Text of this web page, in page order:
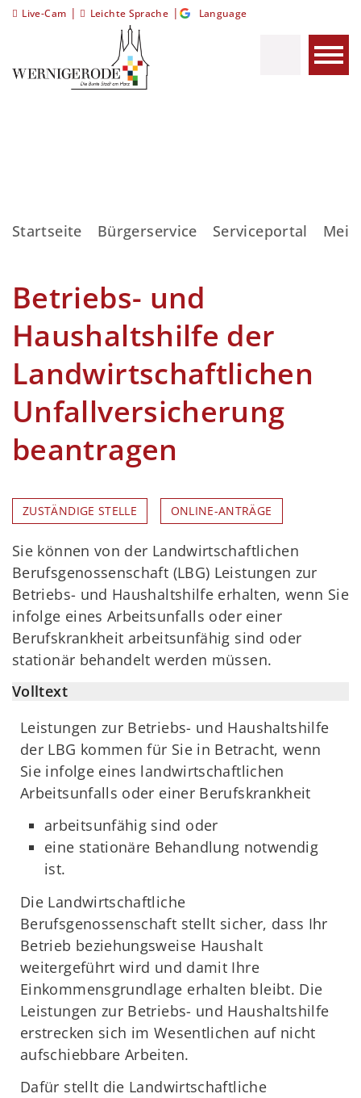
Live-Cam | Leichte Sprache | Language
Startseite Bürgerservice Serviceportal
Betriebs- und
Haushaltshilfe der
Landwirtschaftlichen
Unfallversicherung
beantragen
ZUSTÄNDIGE STELLE ONLINE-ANTRÄGE
Sie können von der Landwirtschaftlichen
Berufsgenossenschaft (LBG) Leistungen zur
Betriebs- und Haushaltshilfe erhalten, wenn Sie
infolge eines Arbeitsunfalls oder einer
Berufskrankheit arbeitsunfähig sind oder
stationär behandelt werden müssen.
Volltext
Leistungen zur Betriebs- und Haushaltshilfe
der LBG kommen für Sie in Betracht, wenn
Sie infolge eines landwirtschaftlichen
Arbeitsunfalls oder einer Berufskrankheit
arbeitsunfähig sind oder
eine stationäre Behandlung notwendig
ist.
Die Landwirtschaftliche
Berufsgenossenschaft stellt sicher, dass Ihr
Betrieb beziehungsweise Haushalt
weitergeführt wird und damit Ihre
Einkommensgrundlage erhalten bleibt. Die
Leistungen zur Betriebs- und Haushaltshilfe
erstrecken sich im Wesentlichen auf nicht
aufschiebbare Arbeiten.
Dafür stellt die Landwirtschaftliche